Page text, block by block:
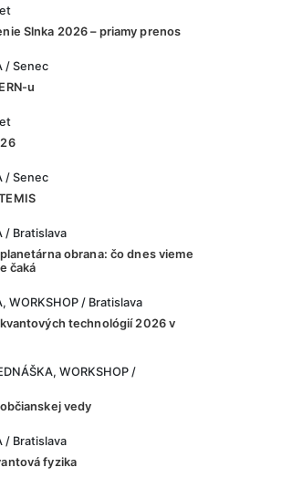
Slnka 2026 – priamy prenos
/ Senec
u
/ Senec
/ Bratislava
obrana: čo dnes vieme
čaká
WORKSHOP / Bratislava
technológií 2026 v
WORKSHOP /
vedy
/ Bratislava
fyzika